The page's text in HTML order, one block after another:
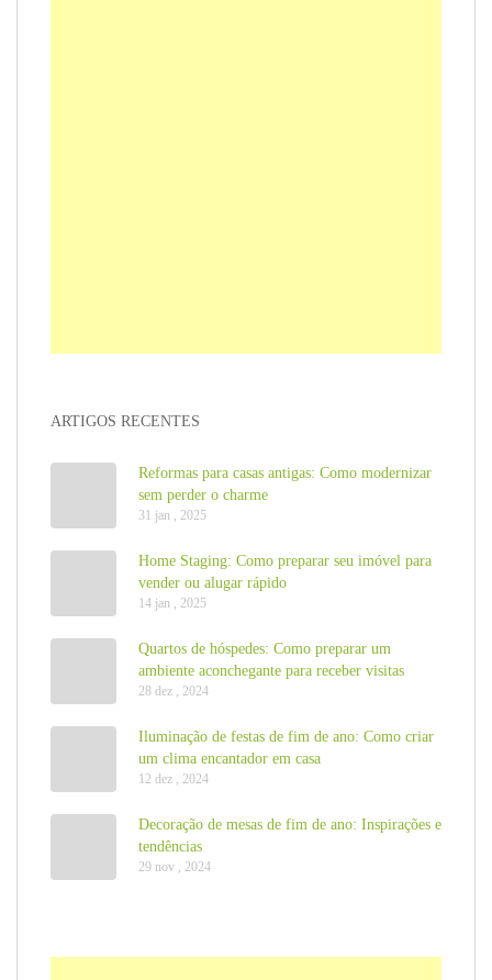
ARTIGOS RECENTES
Reformas para casas antigas: Como modernizar
sem perder o charme
31 jan , 2025
Home Staging: Como preparar seu imóvel para
vender ou alugar rápido
14 jan , 2025
Quartos de hóspedes: Como preparar um
ambiente aconchegante para receber visitas
28 dez , 2024
Iluminação de festas de fim de ano: Como criar
um clima encantador em casa
12 dez , 2024
Decoração de mesas de fim de ano: Inspirações e
tendências
29 nov , 2024